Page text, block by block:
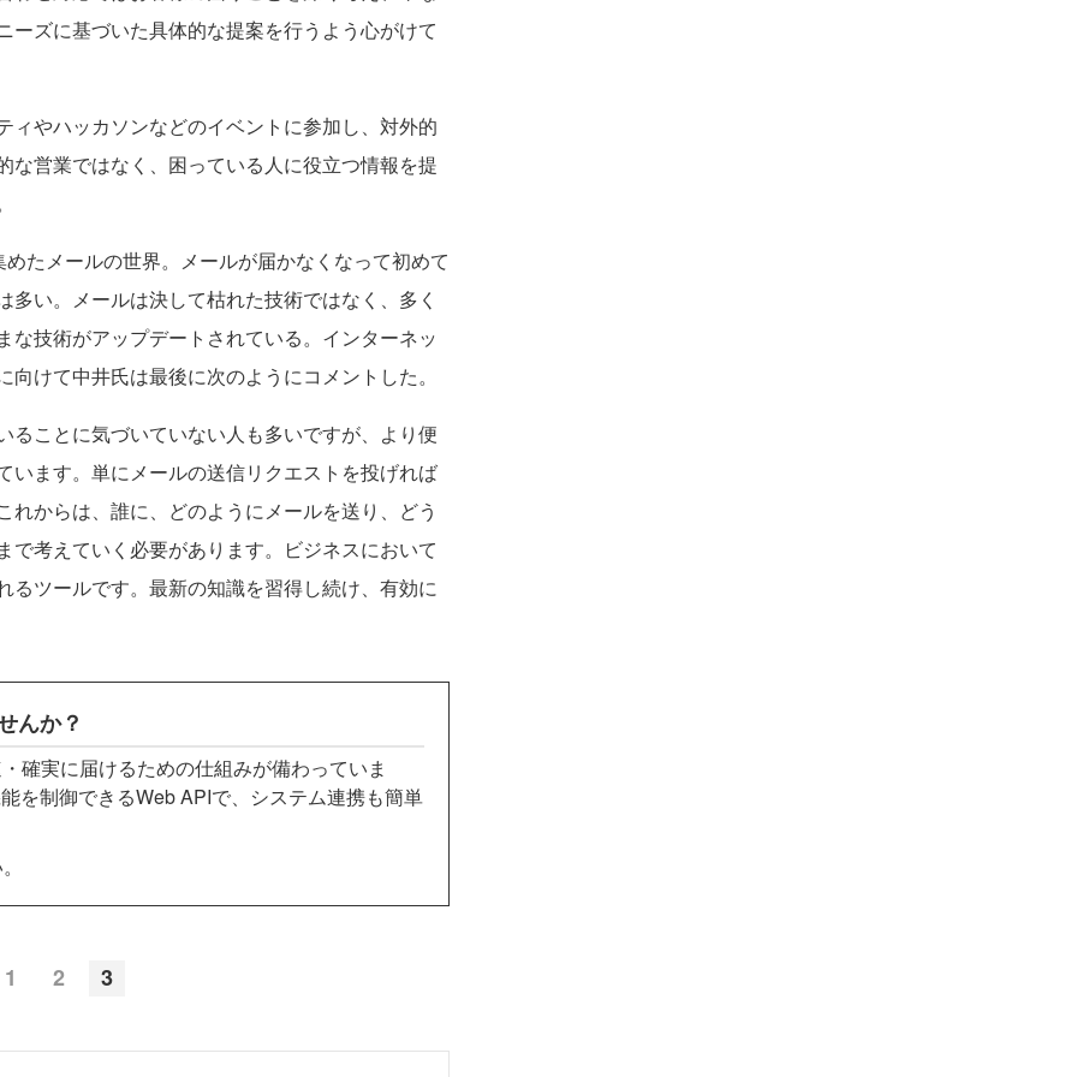
ーズに基づいた具体的な提案を行うよう心がけて
やハッカソンなどのイベントに参加し、対外的
な営業ではなく、困っている人に役立つ情報を提
たメールの世界。メールが届かなくなって初めて
い。メールは決して枯れた技術ではなく、多く
な技術がアップデートされている。インターネッ
けて中井氏は最後に次のようにコメントした。
ことに気づいていない人も多いですが、より便
います。単にメールの送信リクエストを投げれば
からは、誰に、どのようにメールを送り、どう
で考えていく必要があります。ビジネスにおいて
るツールです。最新の知識を習得し続け、有効に
んか？
実に届けるための仕組みが備わっていま
を制御できるWeb APIで、システム連携も簡単
1 2 3